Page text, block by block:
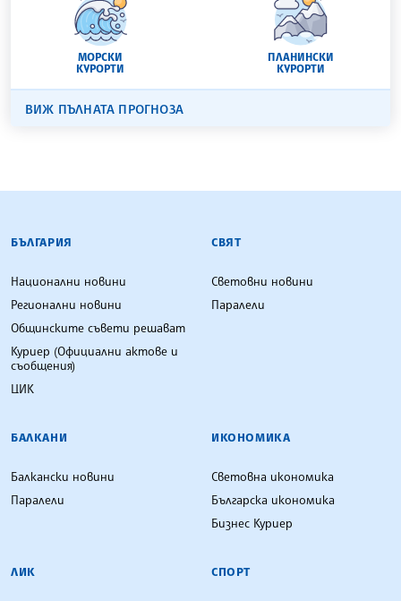
МОРСКИ
КУРОРТИ
ПЛАНИНСКИ
КУРОРТИ
ВИЖ ПЪЛНАТА ПРОГНОЗА
БЪЛГАРСКА ТЕЛЕГРАФНА АГЕНЦИЯ
БЪЛГАРИЯ
Национални новини
Регионални новини
Общинските съвети решават
Куриер (Официални актове и
съобщения)
ЦИК
СВЯТ
Световни новини
Паралели
БАЛКАНИ
Балкански новини
Паралели
ИКОНОМИКА
Световна икономика
Българска икономика
Бизнес Куриер
ЛИК СПОРТ